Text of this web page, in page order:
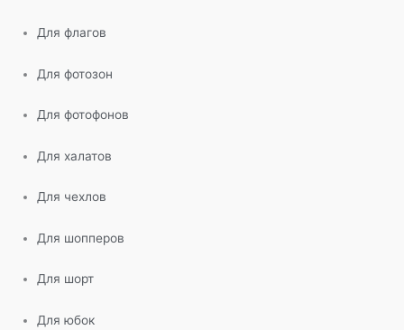
Для флагов
Для фотозон
Для фотофонов
Для халатов
Для чехлов
Для шопперов
Для шорт
Для юбок